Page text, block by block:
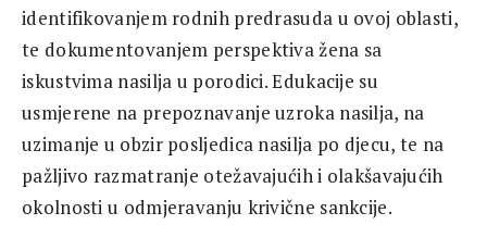
identifikovanjem rodnih predrasuda u ovoj oblasti,
te dokumentovanjem perspektiva žena sa
iskustvima nasilja u porodici. Edukacije su
usmjerene na prepoznavanje uzroka nasilja, na
uzimanje u obzir posljedica nasilja po djecu, te na
pažljivo razmatranje otežavajućih i olakšavajućih
okolnosti u odmjeravanju krivične sankcije.